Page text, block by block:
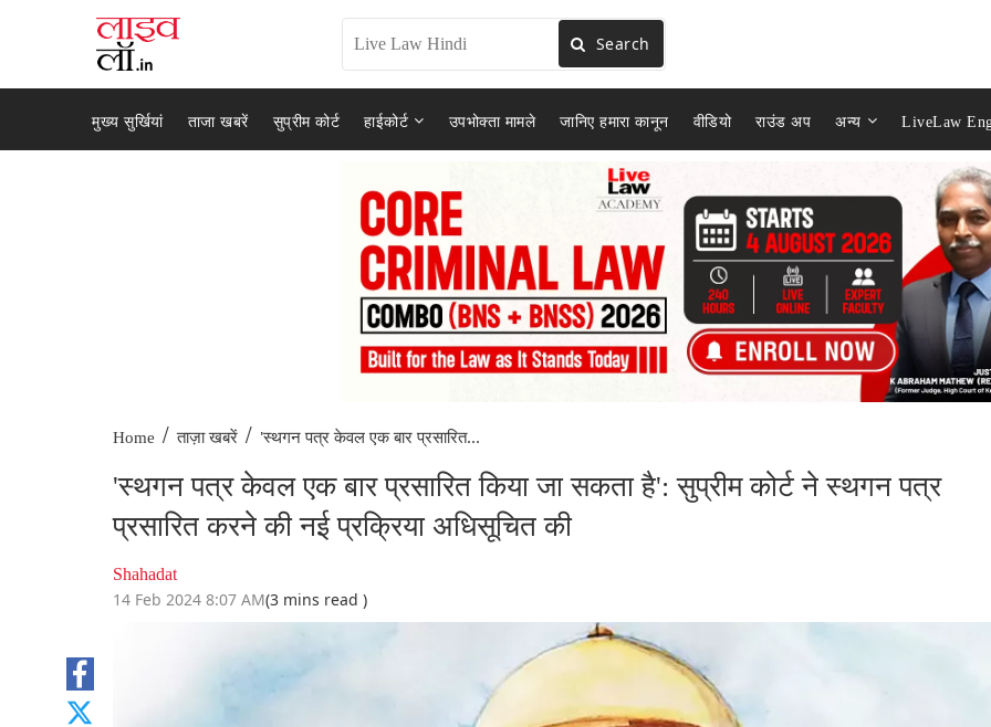
Search
मुख्य सुर्खियां ताजा खबरें सुप्रीम कोर्ट हाईकोर्ट उपभोक्ता मामले जानिए हमारा कानून वीडियो राउंड अप अन्य LiveLaw
Home / ताज़ा खबरें / 'स्थगन पत्र केवल एक बार प्रसारित...
'स्थगन पत्र केवल एक बार प्रसारित किया जा सकता है': सुप्रीम कोर्ट ने स्थगन पत्र
प्रसारित करने की नई प्रक्रिया अधिसूचित की
Shahadat
14 Feb 2024 8:07 AM(3 mins read )